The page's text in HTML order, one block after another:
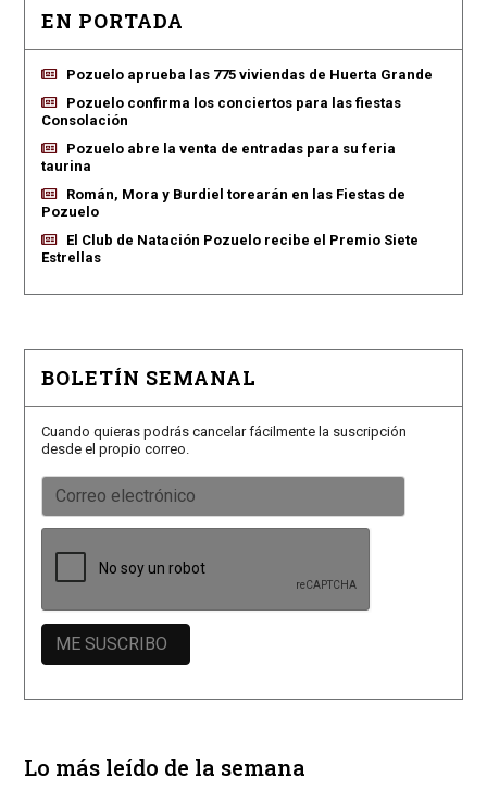
EN PORTADA
Pozuelo aprueba las 775 viviendas de Huerta Grande
Pozuelo confirma los conciertos para las fiestas
Consolación
Pozuelo abre la venta de entradas para su feria
taurina
Román, Mora y Burdiel torearán en las Fiestas de
Pozuelo
El Club de Natación Pozuelo recibe el Premio Siete
Estrellas
BOLETÍN SEMANAL
Cuando quieras podrás cancelar fácilmente la suscripción
desde el propio correo.
Lo más leído de la semana